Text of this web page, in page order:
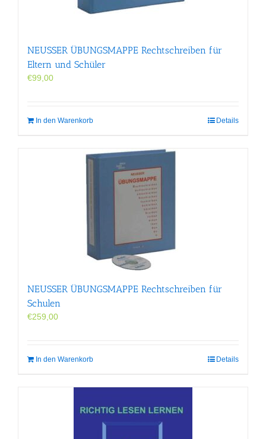
NEUSSER ÜBUNGS­MAPPE Rechtschreiben für
Eltern und Schüler
€99,00
In den Warenkorb Details
NEUSSER ÜBUNGS­MAPPE Rechtschreiben für
Schulen
€259,00
In den Warenkorb Details